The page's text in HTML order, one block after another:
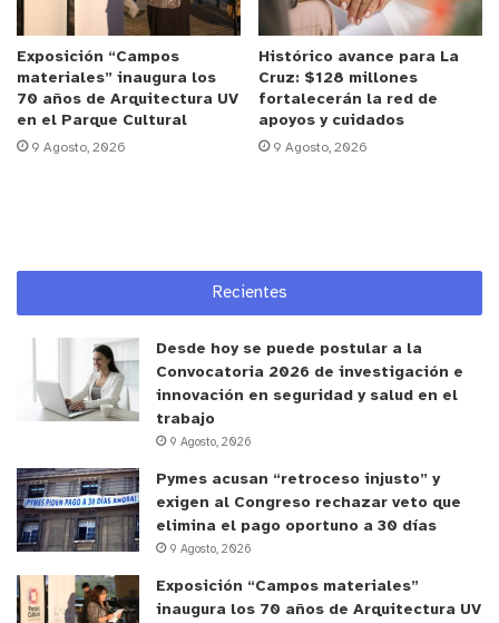
Exposición “Campos
materiales” inaugura los
70 años de Arquitectura UV
en el Parque Cultural
9 Agosto, 2026
Histórico avance para La
Cruz: $128 millones
fortalecerán la red de
apoyos y cuidados
9 Agosto, 2026
Recientes
Desde hoy se puede postular a la
Convocatoria 2026 de investigación e
innovación en seguridad y salud en el
trabajo
9 Agosto, 2026
Pymes acusan “retroceso injusto” y
exigen al Congreso rechazar veto que
elimina el pago oportuno a 30 días
9 Agosto, 2026
Exposición “Campos materiales”
inaugura los 70 años de Arquitectura UV